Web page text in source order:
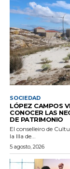
SOCIEDAD
LÓPEZ CAMPOS
CONOCER LAS
DE PATRIMONIO
El conselleiro de
la Illa de...
5 agosto, 2026